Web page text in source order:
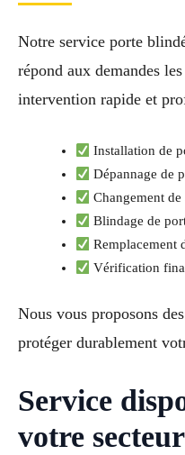
Notre service porte
répond aux demandes
intervention rapide et
Installation de
Dépannage de
Changement de
Blindage de
Remplacement
Vérification
Nous vous proposons
protéger durablement
Service
votre